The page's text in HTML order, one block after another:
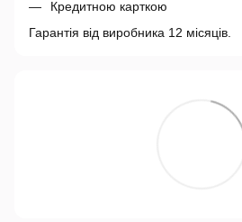
Кредитною карткою
Гарантія від виробника 12 місяців.